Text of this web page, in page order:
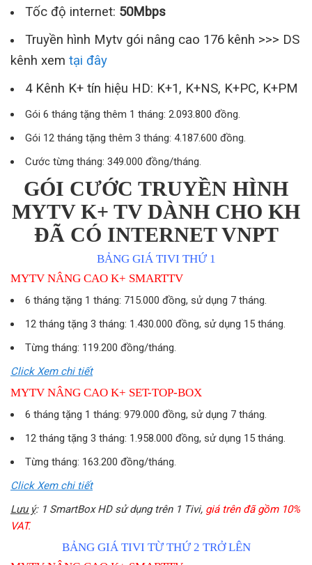
Tốc độ internet: 50Mbps
Truyền hình Mytv gói nâng cao 176 kênh >>> DS
kênh xem tại đây
4 Kênh K+ tín hiệu HD: K+1, K+NS, K+PC, K+PM
Gói 6 tháng tặng thêm 1 tháng: 2.093.800 đồng.
Gói 12 tháng tặng thêm 3 tháng: 4.187.600 đồng.
Cước từng tháng: 349.000 đồng/tháng.
GÓI CƯỚC TRUYỀN HÌNH
MYTV K+ TV DÀNH CHO KH
ĐÃ CÓ INTERNET VNPT
BẢNG GIÁ TIVI THỨ 1
MYTV NÂNG CAO K+ SMARTTV
6 tháng tặng 1 tháng: 715.000 đồng, sử dụng 7 tháng.
12 tháng tặng 3 tháng: 1.430.000 đồng, sử dụng 15 tháng.
Từng tháng: 119.200 đồng/tháng.
Click Xem chi tiết
MYTV NÂNG CAO K+ SET-TOP-BOX
6 tháng tặng 1 tháng: 979.000 đồng, sử dụng 7 tháng.
12 tháng tặng 3 tháng: 1.958.000 đồng, sử dụng 15 tháng.
Từng tháng: 163.200 đồng/tháng.
Click Xem chi tiết
Lưu ý: 1 SmartBox HD sử dụng trên 1 Tivi, giá trên đã gồm 10%
VAT.
BẢNG GIÁ TIVI TỪ THỨ 2 TRỞ LÊN